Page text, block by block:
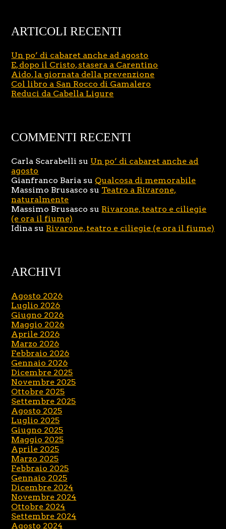
ARTICOLI RECENTI
Un po’ di cabaret anche ad agosto
E, dopo il Cristo, stasera a Carentino
Aido, la giornata della prevenzione
Col libro a San Rocco di Gamalero
Reduci da Cabella Ligure
COMMENTI RECENTI
Carla Scarabelli su Un po’ di cabaret anche ad
agosto
Gianfranco Baria su Qualcosa di memorabile
Massimo Brusasco su Teatro a Rivarone,
naturalmente
Massimo Brusasco su Rivarone, teatro e ciliegie
(e ora il fiume)
Idina su Rivarone, teatro e ciliegie (e ora il fiume)
ARCHIVI
Agosto 2026
Luglio 2026
Giugno 2026
Maggio 2026
Aprile 2026
Marzo 2026
Febbraio 2026
Gennaio 2026
Dicembre 2025
Novembre 2025
Ottobre 2025
Settembre 2025
Agosto 2025
Luglio 2025
Giugno 2025
Maggio 2025
Aprile 2025
Marzo 2025
Febbraio 2025
Gennaio 2025
Dicembre 2024
Novembre 2024
Ottobre 2024
Settembre 2024
Agosto 2024